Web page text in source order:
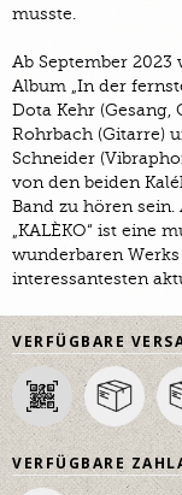
musste.
Ab September
Album „In der
Dota Kehr (Gesang,
Rohrbach (Gitarre)
Schneider
von den beiden
Band zu hören
„KALÈKO“ ist eine
wunderbaren
interessantesten
VERFÜGBARE
VERFÜGBARE